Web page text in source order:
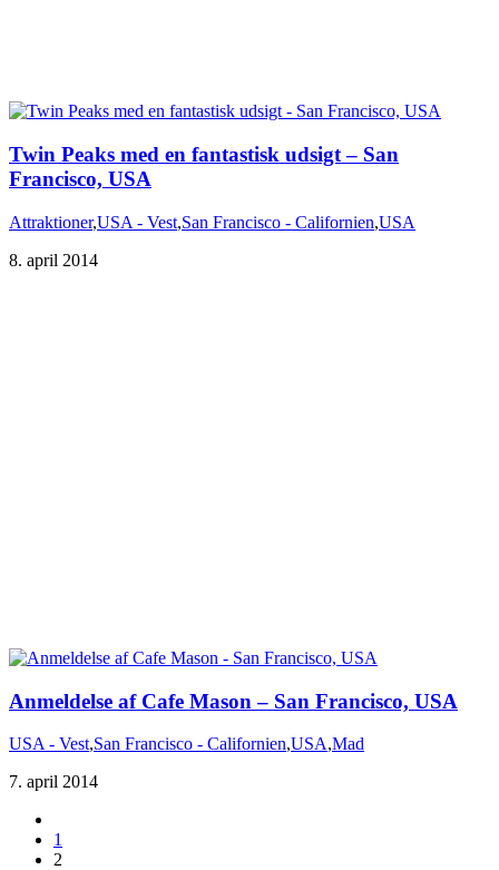
Twin Peaks med en fantastisk udsigt – San
Francisco, USA
Attraktioner,USA - Vest,San Francisco - Californien,USA
8. april 2014
USA - Vest,San Francisco - Californien,USA,Mad
7. april 2014
1
2